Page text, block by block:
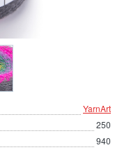
YarnArt
250
940